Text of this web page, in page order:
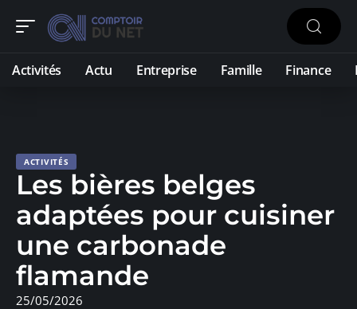
Activités Actu Entreprise Famille Finance
ACTIVITÉS
Les bières belges
adaptées pour cuisiner
une carbonade
flamande
25/05/2026